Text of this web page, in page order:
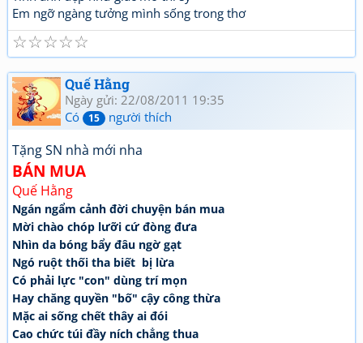
Em ngỡ ngàng tưởng mình sống trong thơ
☆
☆
☆
☆
☆
Quế Hằng
Ngày gửi: 22/08/2011 19:35
Có
15 người thích
Tặng SN nhà mới nha
BÁN MUA
Quế Hằng
Ngán ngẩm cảnh đời chuyện bán mua
Mời chào chóp lưỡi cứ đòng đưa
Nhìn da bóng bẩy đâu ngờ gạt
Ngó ruột thối tha biết bị lừa
Có phải lực "con" dùng trí mọn
Hay chăng quyền "bố" cậy công thừa
Mặc ai sống chết thây ai đói
Cao chức túi đầy ních chẳng thua